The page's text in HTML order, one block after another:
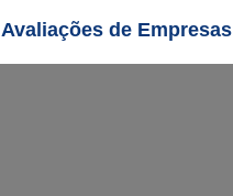
Avaliações de Empresas